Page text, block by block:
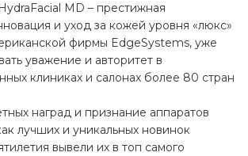
MD – престижная
и уход за кожей уровня «люкс»
фирмы EdgeSystems, уже
уважение и авторитет в
клиниках и салонах более 80 стран
наград и признание аппаратов
лучших и уникальных новинок
вывели их в топ самого